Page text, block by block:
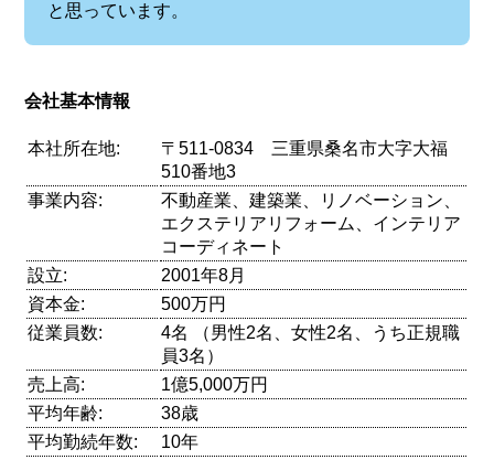
と思っています。
会社基本情報
本社所在地:
〒511-0834 三重県桑名市大字大福
510番地3
事業内容:
不動産業、建築業、リノベーション、
エクステリアリフォーム、インテリア
コーディネート
設立:
2001年8月
資本金:
500万円
従業員数:
4名 （男性2名、女性2名、うち正規職
員3名）
売上高:
1億5,000万円
平均年齢:
38歳
平均勤続年数:
10年